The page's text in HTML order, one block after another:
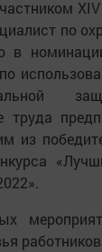
по
в
труда
из